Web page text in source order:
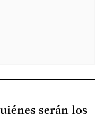
serán los